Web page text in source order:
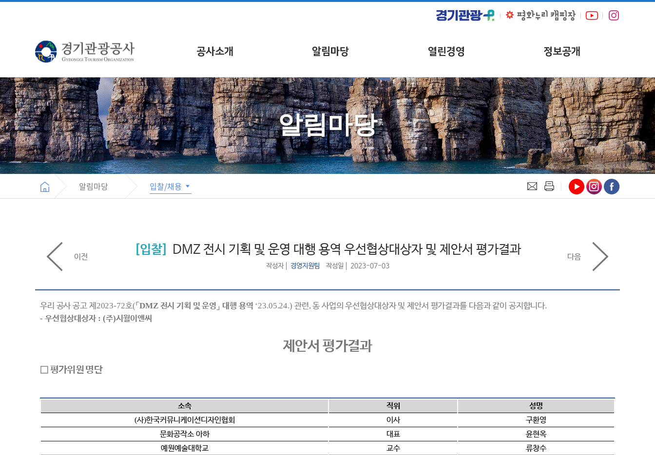
공사소개 알림마당 열린경영 정보공개
알림마당
알림마당 입찰/채용
입찰 DMZ 전시 기획 및 운영 대행 용역 우선협상대상자 및 제안서 평가결과
작성자 경영지원팀 작성일 2023-07-03
이전 다음
우리 공사 공고 제 2023-72호(「 DMZ 전시 기획 및 운영 」 대행 용역 ‘23.05.24.) 관련,동 사업의 우선협상대상자 및 제안서 평가결과를 다음과 같이 공지합니다.
- 우선협상대상자 : (주)시월이앤씨
제안서 평가결과
□ 평가위원 명단
소속 직위 성명
(사)한국커뮤니케이션디자인협회 이사
구환영
문화공작소 아하
대표
윤현옥
예원예술대학교
교수
류창수